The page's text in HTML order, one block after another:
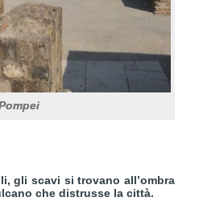
gli scavi si trovano all’ombra
che distrusse la città.